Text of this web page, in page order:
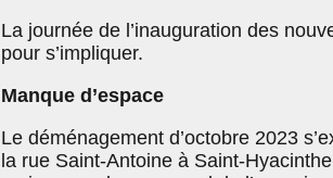
La journée de l’inauguration des
pour s’impliquer.
Manque d’espace
Le déménagement d’octobre 2023
la rue Saint-Antoine à Saint-